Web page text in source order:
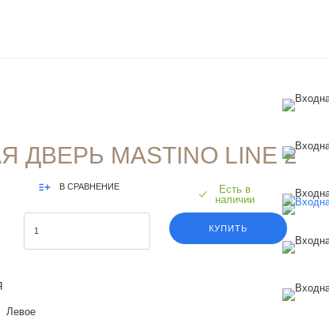
ДВЕРЬ MASTINO LINE 2
В СРАВНЕНИЕ
Есть в
наличии
КУПИТЬ
Левое